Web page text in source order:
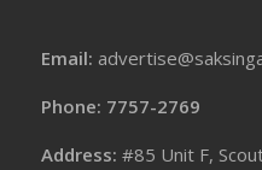
Email:
Phone: 7757-2769
Address:#85 Unit F,